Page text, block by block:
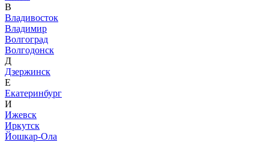
В
Владивосток
Владимир
Волгоград
Волгодонск
Д
Дзержинск
Е
Екатеринбург
И
Ижевск
Иркутск
Йошкар-Ола